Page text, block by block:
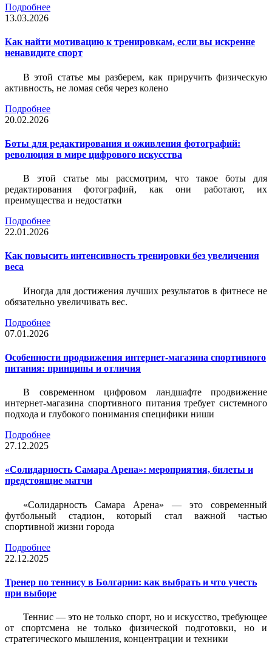
Подробнее
13.03.2026
Как найти мотивацию к тренировкам, если вы искренне
ненавидите спорт
В этой статье мы разберем, как приручить физическую
активность, не ломая себя через колено
Подробнее
20.02.2026
Боты для редактирования и оживления фотографий:
революция в мире цифрового искусства
В этой статье мы рассмотрим, что такое боты для
редактирования фотографий, как они работают, их
преимущества и недостатки
Подробнее
22.01.2026
Как повысить интенсивность тренировки без увеличения
веса
Иногда для достижения лучших результатов в фитнесе не
обязательно увеличивать вес.
Подробнее
07.01.2026
Особенности продвижения интернет-магазина спортивного
питания: принципы и отличия
В современном цифровом ландшафте продвижение
интернет-магазина спортивного питания требует системного
подхода и глубокого понимания специфики ниши
Подробнее
27.12.2025
«Солидарность Самара Арена»: мероприятия, билеты и
предстоящие матчи
«Солидарность Самара Арена» — это современный
футбольный стадион, который стал важной частью
спортивной жизни города
Подробнее
22.12.2025
Тренер по теннису в Болгарии: как выбрать и что учесть
при выборе
Теннис — это не только спорт, но и искусство, требующее
от спортсмена не только физической подготовки, но и
стратегического мышления, концентрации и техники